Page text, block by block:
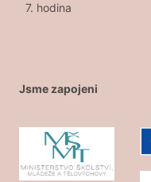
7. hodina
Jsme zapojeni